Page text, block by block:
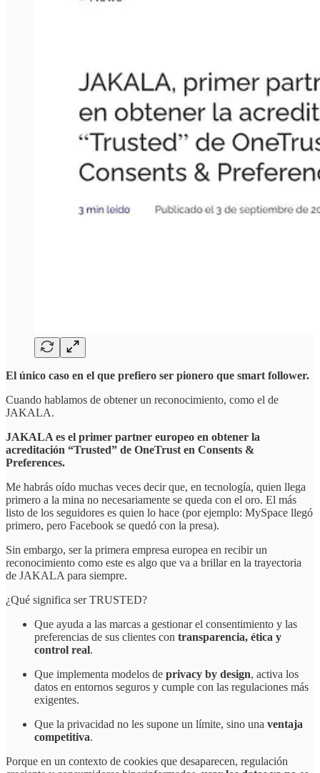
El único caso en el que prefiero ser pionero que smart follower.
Cuando hablamos de obtener un reconocimiento, como el de
JAKALA.
JAKALA es el primer partner europeo en obtener la
acreditación “Trusted” de OneTrust en Consents &
Preferences.
Me habrás oído muchas veces decir que, en tecnología, quien llega
primero a la mina no necesariamente se queda con el oro. El más
listo de los seguidores es quien lo hace (por ejemplo: MySpace llegó
primero, pero Facebook se quedó con la presa).
Sin embargo, ser la primera empresa europea en recibir un
reconocimiento como este es algo que va a brillar en la trayectoria
de JAKALA para siempre.
¿Qué significa ser TRUSTED?
Que ayuda a las marcas a gestionar el consentimiento y las
preferencias de sus clientes con transparencia, ética y
control real.
Que implementa modelos de privacy by design, activa los
datos en entornos seguros y cumple con las regulaciones más
exigentes.
Que la privacidad no les supone un límite, sino una ventaja
competitiva.
Porque en un contexto de cookies que desaparecen, regulación